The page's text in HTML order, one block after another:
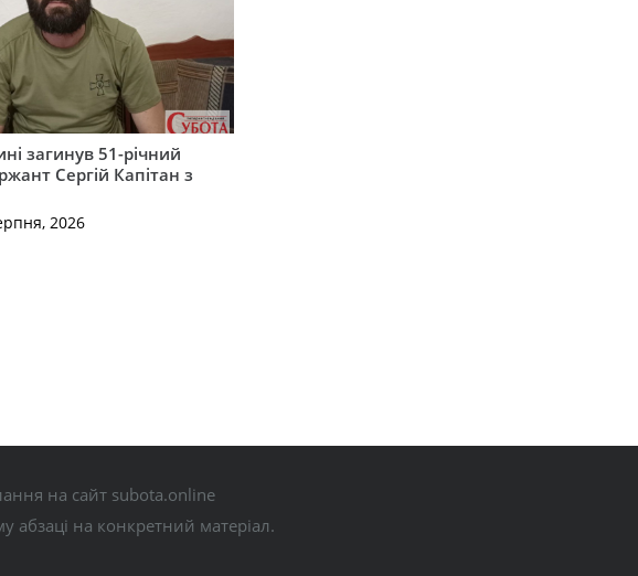
загинув 51-річний
Сергій Капітан з
2026
на сайт subota.online
абзаці на конкретний матеріал.